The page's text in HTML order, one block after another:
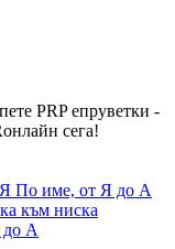
По име, от Я до А
към ниска
до А